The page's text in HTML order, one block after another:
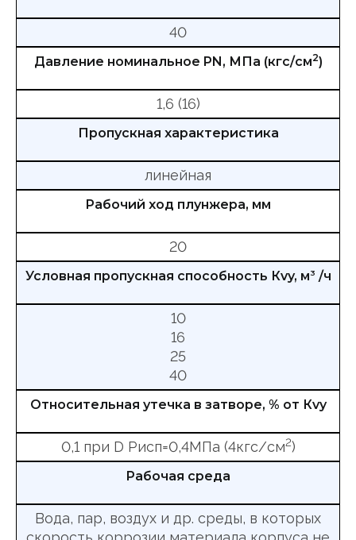
40
Давление номинальное PN, МПа (кгс/см2)
1,6 (16)
Пропускная характеристика
линейная
Рабочий ход плунжера, мм
20
Условная пропускная способность Кvy, м3 /ч
10
16
25
40
Относительная утечка в затворе, % от Кvy
0,1 при D Рисп=0,4МПа (4кгс/см2)
Рабочая среда
Вода, пар, воздух и др. среды, в которых